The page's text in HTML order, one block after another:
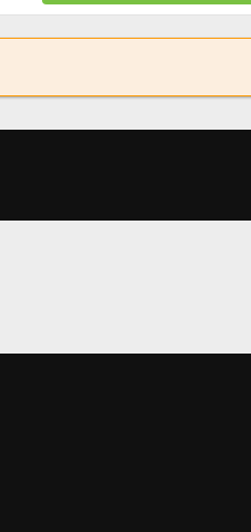
Катя Дом